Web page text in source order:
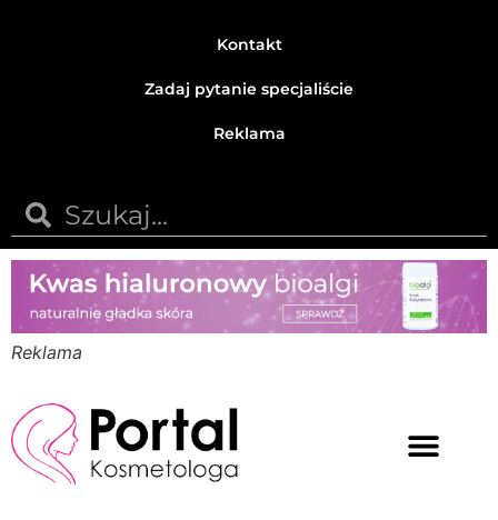
Kontakt
Zadaj pytanie specjaliście
Reklama
Reklama